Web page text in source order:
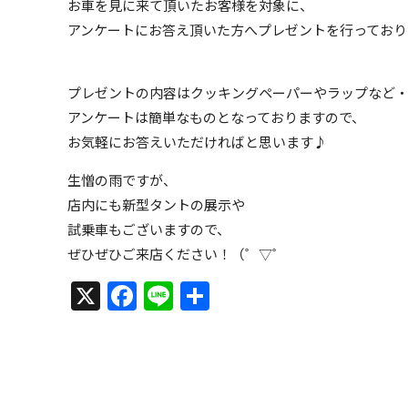
お車を見に来て頂いたお客様を対象に、
アンケートにお答え頂いた方へプレゼントを行ってお
プレゼントの内容はクッキングペーパーやラップなど・
アンケートは簡単なものとなっておりますので、
お気軽にお答えいただければと思います♪
生憎の雨ですが、
店内にも新型タントの展示や
試乗車もございますので、
ぜひぜひご来店ください！（゜▽゜
X Facebook
Line